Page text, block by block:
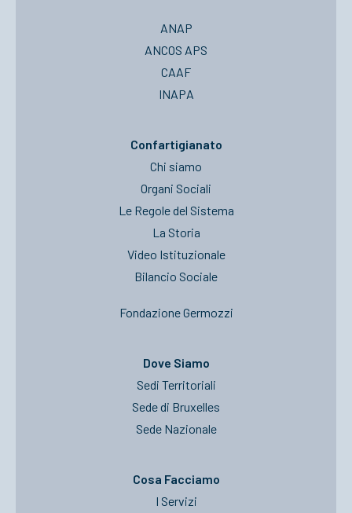
ANAP
ANCOS APS
CAAF
INAPA
Confartigianato
Chi siamo
Organi Sociali
Le Regole del Sistema
La Storia
Video Istituzionale
Bilancio Sociale
Fondazione Germozzi
Dove Siamo
Sedi Territoriali
Sede di Bruxelles
Sede Nazionale
Cosa Facciamo
I Servizi